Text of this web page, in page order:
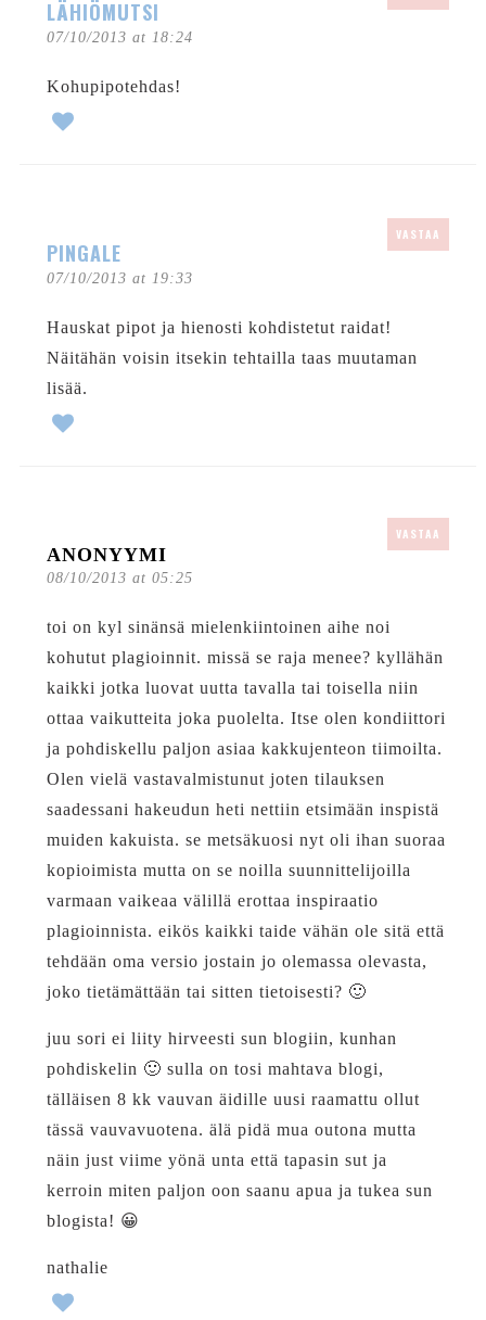
LÄHIÖMUTSI
07/10/2013 at 18:24
Kohupipotehdas!
PINGALE
07/10/2013 at 19:33
VASTAA
Hauskat pipot ja hienosti kohdistetut raidat!
Näitähän voisin itsekin tehtailla taas muutaman
lisää.
ANONYYMI
08/10/2013 at 05:25
VASTAA
toi on kyl sinänsä mielenkiintoinen aihe noi
kohutut plagioinnit. missä se raja menee? kyllähän
kaikki jotka luovat uutta tavalla tai toisella niin
ottaa vaikutteita joka puolelta. Itse olen kondiittori
ja pohdiskellu paljon asiaa kakkujenteon tiimoilta.
Olen vielä vastavalmistunut joten tilauksen
saadessani hakeudun heti nettiin etsimään inspistä
muiden kakuista. se metsäkuosi nyt oli ihan suoraa
kopioimista mutta on se noilla suunnittelijoilla
varmaan vaikeaa välillä erottaa inspiraatio
plagioinnista. eikös kaikki taide vähän ole sitä että
tehdään oma versio jostain jo olemassa olevasta,
joko tietämättään tai sitten tietoisesti? 🙂
juu sori ei liity hirveesti sun blogiin, kunhan
pohdiskelin 🙂 sulla on tosi mahtava blogi,
tälläisen 8 kk vauvan äidille uusi raamattu ollut
tässä vauvavuotena. älä pidä mua outona mutta
näin just viime yönä unta että tapasin sut ja
kerroin miten paljon oon saanu apua ja tukea sun
blogista! 😀
nathalie